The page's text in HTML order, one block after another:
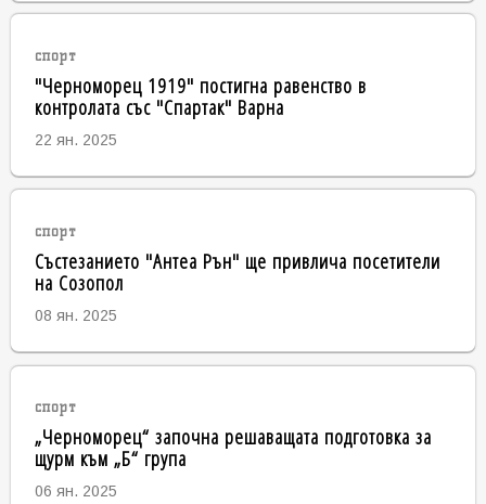
спорт
"Черноморец 1919" постигна равенство в
контролата със "Спартак" Варна
22 ян. 2025
спорт
Състезанието "Антеа Рън" ще привлича посетители
на Созопол
08 ян. 2025
спорт
„Черноморец“ започна решаващата подготовка за
щурм към „Б“ група
06 ян. 2025